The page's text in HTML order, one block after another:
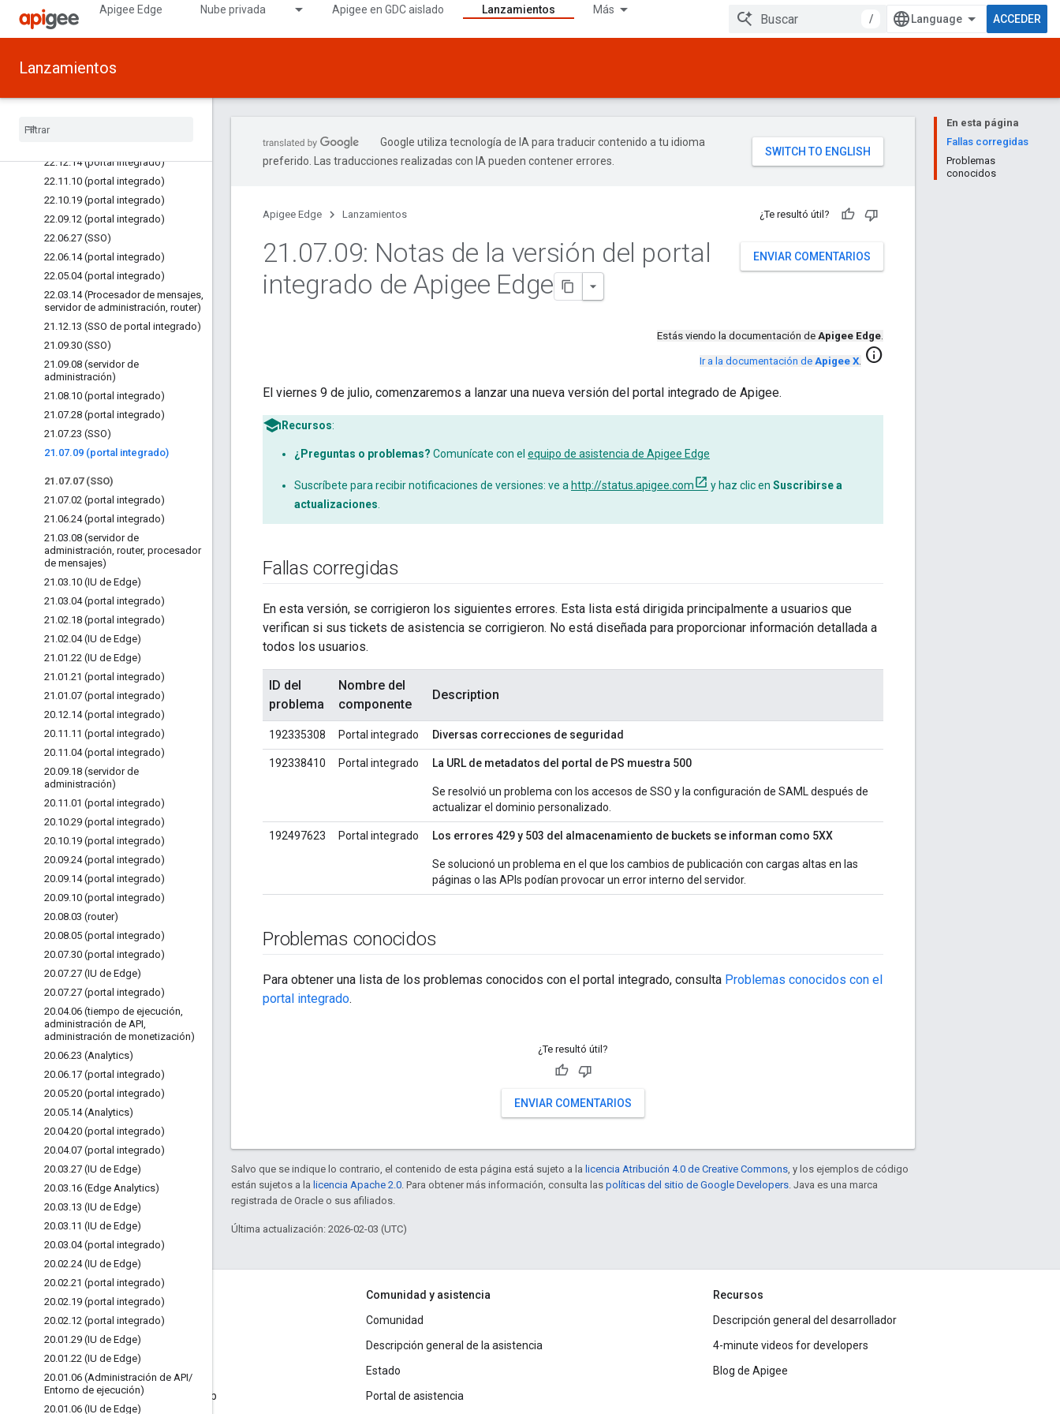
Apigee Edge Nube privada Apigee en GDC aislado Lanzamientos Más
/ ACCEDER
Lanzamientos
23/7/13 (SSO)
23.05.22 (portal integrado)
23.03.23 (portal integrado)
23
22.12.14 (portal integrado)
22.11 .10 (portal integrado)
22.10.19 (portal integrado)
22.09.12 (portal integrado)
22.06.27 (SSO)
22.06.14 (portal integrado)
22.05.04 (portal integrado)
22.03.14 (Procesador de mensajes,
servidor de administración, router)
21 .12.13 (SSO de portal integrado)
21 .09.30 (SSO)
21 .09.08 (servidor de
administración)
21 .08.10 (portal integrado)
21 .07.28 (portal integrado)
21 .07.23 (SSO)
21.07.09 (portal integrado)
21 .07.07 (SSO)
21 .07.02 (portal integrado)
21 .06.24 (portal integrado)
21 .03.08 (servidor de
administración, router, procesador
de mensajes)
21 .03.10 (IU de Edge)
21 .03.04 (portal integrado)
21 .02.18 (portal integrado)
21 .02.04 (IU de Edge)
21 .01 .22 (IU de Edge)
21 .01 .21 (portal integrado)
21 .01 .07 (portal integrado)
20.12.14 (portal integrado)
20.11 .11 (portal integrado)
20.11 .04 (portal integrado)
20.09.18 (servidor de
administración)
20.11 .01 (portal integrado)
20.10.29 (portal integrado)
20.10.19 (portal integrado)
20.09.24 (portal integrado)
20.09.14 (portal integrado)
20.09.10 (portal integrado)
20.08.03 (router)
20.08.05 (portal integrado)
20.07.30 (portal integrado)
20.07.27 (IU de Edge)
20.07.27 (portal integrado)
20.04.06 (tiempo de ejecución,
administración de API,
administración de monetización)
20.06.23 (Analytics)
20.06.17 (portal integrado)
20.05.20 (portal integrado)
20.05.14 (Analytics)
20.04.20 (portal integrado)
20.04.07 (portal integrado)
20.03.27 (IU de Edge)
20.03.16 (Edge Analytics)
20.03.13 (IU de Edge)
20.03.11 (IU de Edge)
20.03.04 (portal integrado)
20.02.24 (IU de Edge)
20.02.21 (portal integrado)
20.02.19 (portal integrado)
20.02.12 (portal integrado)
20.01 .29 (IU de Edge)
20.01 .22 (IU de Edge)
20.01 .06 (Administración de API/
Entorno de ejecución)
20.01 .06 (IU de Edge)
En esta página
Fallas corregidas
Problemas
conocidos
Google utiliza tecnología de IA para traducir contenido a tu idioma
preferido. Las traducciones realizadas con IA pueden contener errores.
Apigee Edge Lanzamientos ¿Te resultó útil?
ENVIAR COMENTARIOS
21 .07.09: Notas de la versión del portal
integrado de Apigee Edge
Estás viendo la documentación de Apigee Edge.
Ir a la documentación de Apigee X. info
El viernes 9 de julio, comenzaremos a lanzar una nueva versión del portal integrado de Apigee.
Recursos:
¿Preguntas o problemas? Comunícate con el equipo de asistencia de Apigee Edge
Suscríbete para recibir notificaciones de versiones: ve a http://status.apigee.com y haz clic en Suscribirse a
actualizaciones
Fallas corregidas
En esta versión, se corrigieron los siguientes errores. Esta lista está dirigida principalmente a usuarios que
verifican si sus tickets de asistencia se corrigieron. No está diseñada para proporcionar información detallada a
todos los usuarios.
ID del
problema
Nombre del
componente
Description
192335308 Portal integrado Diversas correcciones de seguridad
192338410 Portal integrado La URL de metadatos del portal de PS muestra 500
Se resolvió un problema con los accesos de SSO y la configuración de SAML después de
actualizar el dominio personalizado.
192497623 Portal integrado Los errores 429 y 503 del almacenamiento de buckets se informan como 5XX
Se solucionó un problema en el que los cambios de publicación con cargas altas en las
páginas o las APIs podían provocar un error interno del servidor.
Problemas conocidos
Para obtener una lista de los problemas conocidos con el portal integrado, consulta Problemas conocidos con el
portal integrado.
¿Te resultó útil?
ENVIAR COMENTARIOS
Salvo que se indique lo contrario, el contenido de esta página está sujeto a la licencia Atribución 4.0 de Creative Commons, y los ejemplos de código
están sujetos a la licencia Apache 2.0. Para obtener más información, consulta las políticas del sitio de Google Developers. Java es una marca
registrada de Oracle o sus afiliados.
Última actualización: 2026-02-03 (UTC)
Acerca de Apigee
We're part of Google
Eventos
Libros electrónicos y transmisiones web
Comunidad y asistencia
Comunidad
Descripción general de la asistencia
Estado
Portal de asistencia
Recursos
Descripción general del desarrollador
4-minute videos for developers
Blog de Apigee